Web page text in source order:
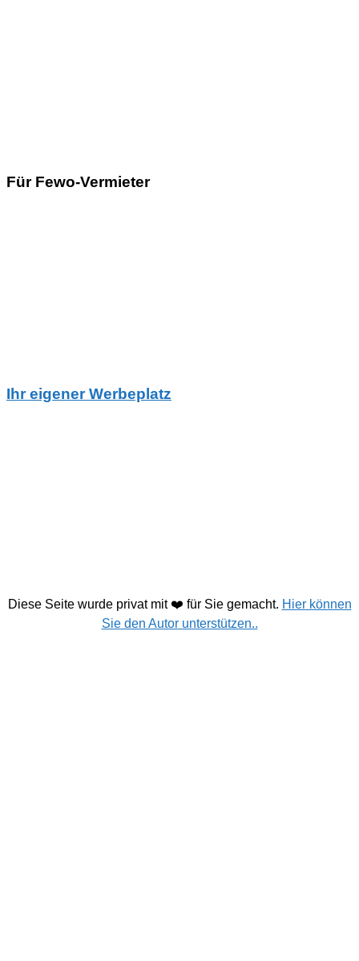
Für Fewo-Vermieter
Ihr eigener Werbeplatz
Diese Seite wurde privat mit ❤️ für Sie gemacht. Hier können
Sie den Autor unterstützen..